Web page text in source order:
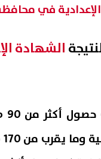
في
الشهادة